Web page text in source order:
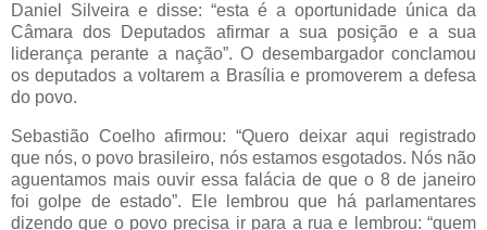
Daniel Silveira e disse: “esta é a oportunidade única da
Câmara dos Deputados afirmar a sua posição e a sua
liderança perante a nação”. O desembargador conclamou
os deputados a voltarem a Brasília e promoverem a defesa
do povo.
Sebastião Coelho afirmou: “Quero deixar aqui registrado
que nós, o povo brasileiro, nós estamos esgotados. Nós não
aguentamos mais ouvir essa falácia de que o 8 de janeiro
foi golpe de estado”. Ele lembrou que há parlamentares
dizendo que o povo precisa ir para a rua e lembrou: “quem